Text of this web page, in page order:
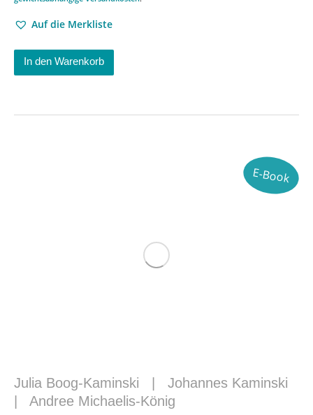
Auf die Merkliste
In den Warenkorb
E-Book
Julia Boog-Kaminski
Johannes Kaminski
Andree Michaelis-König